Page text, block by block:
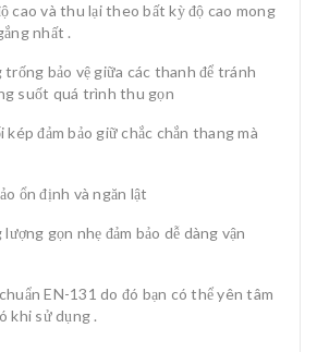
cao và thu lại theo bất kỳ độ cao mong
nhất .
bảo vệ giữa các thanh để tránh
suốt quá trình thu gọn
đảm bảo giữ chắc chắn thang mà
ổn định và ngăn lật
gọn nhẹ đảm bảo dễ dàng vận
EN-131 do đó bạn có thể yên tâm
khi sử dụng .